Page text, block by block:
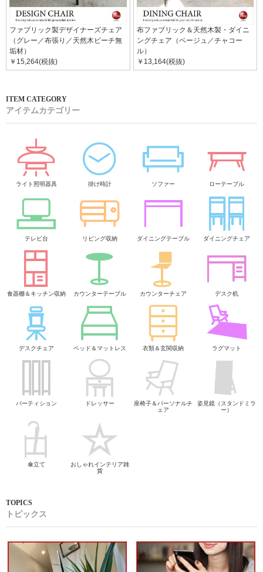
ファブリック製デザイナーズチェア
（グレー／布張り／天然木ビーチ無
垢材）
￥15,264(税抜)
布ファブリック＆天然木製・ダイニ
ングチェア（ベージュ／チャコー
ル）
￥13,164(税抜)
アイテムカテゴリー
ライト照明器具 掛け時計 ソファー ローテーブル
テレビ台 リビング収納 ダイニングテーブル ダイニングチェア
食器棚＆キッチン収納 カウンターテーブル カウンターチェア デスク机
デスクチェア ベッド＆マットレス 衣類＆玄関収納 ラグマット
パーティション ドレッサー
座椅子＆パーソナルチ
ェア
姿見鏡（スタンドミラ
ー）
傘立て
おしゃれインテリア雑
貨
トピックス